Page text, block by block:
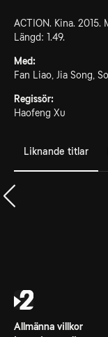
ACTION. Kina. 2015.
Längd: 1.49.
Med:
Fan Liao, Jia Song,
Regissör:
Haofeng Xu
Liknande titlar
Allmänna villkor